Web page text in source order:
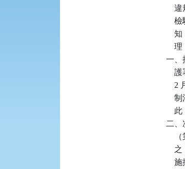
理
一、
二